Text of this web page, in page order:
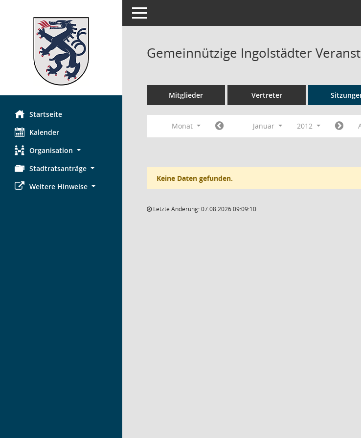
Startseite
Kalender
Organisation
Stadtratsanträge
Weitere Hinweise
Toggle navigation
Gemeinnützige Ingolstädter
Mitglieder Vertreter
Monat Januar 2012
Keine Daten gefunden.
Letzte Änderung: 07.08.2026 09:09:10